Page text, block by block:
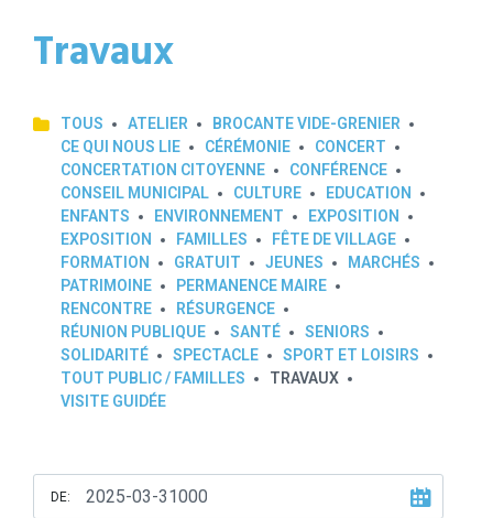
Travaux
TOUS ATELIER
BROCANTE VIDE-GRENIER
CE QUI NOUS LIE
CÉRÉMONIE
CONCERT
CONCERTATION CITOYENNE
CONFÉRENCE
CONSEIL MUNICIPAL
CULTURE
EDUCATION
ENFANTS
ENVIRONNEMENT
EXPOSITION
EXPOSITION
FAMILLES
FÊTE DE VILLAGE
FORMATION
GRATUIT JEUNES
MARCHÉS
PATRIMOINE
PERMANENCE MAIRE
RENCONTRE
RÉSURGENCE
RÉUNION PUBLIQUE
SANTÉ
SENIORS
SOLIDARITÉ
SPECTACLE
SPORT ET LOISIRS
TOUT PUBLIC / FAMILLES
TRAVAUX
VISITE GUIDÉE
DE: